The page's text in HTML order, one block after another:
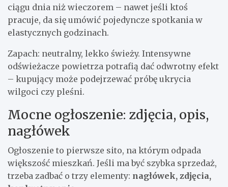
ciągu dnia niż wieczorem – nawet jeśli ktoś
pracuje, da się umówić pojedyncze spotkania w
elastycznych godzinach.
Zapach: neutralny, lekko świeży. Intensywne
odświeżacze powietrza potrafią dać odwrotny efekt
– kupujący może podejrzewać próbę ukrycia
wilgoci czy pleśni.
Mocne ogłoszenie: zdjęcia, opis,
nagłówek
Ogłoszenie to pierwsze sito, na którym odpada
większość mieszkań. Jeśli ma być szybka sprzedaż,
trzeba zadbać o trzy elementy: nagłówek, zdjęcia,